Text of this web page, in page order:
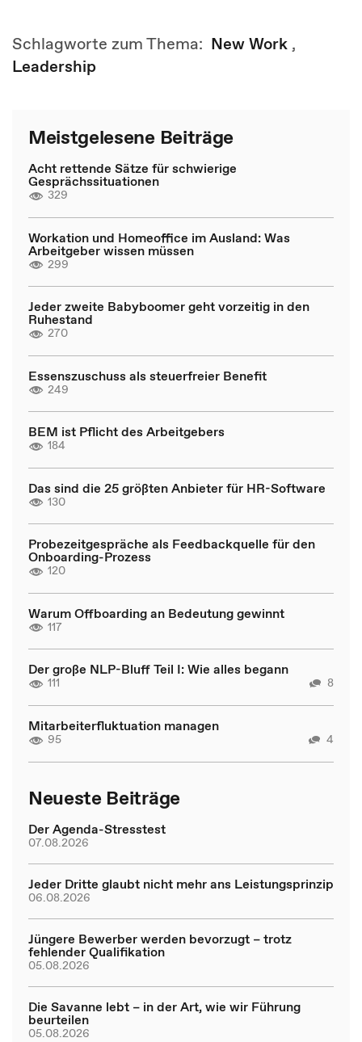
Schlagworte zum Thema: New Work ,
Leadership
Meistgelesene Beiträge
Acht rettende Sätze für schwierige
Gesprächssituationen
329
Workation und Homeoffice im Ausland: Was
Arbeitgeber wissen müssen
299
Jeder zweite Babyboomer geht vorzeitig in den
Ruhestand
270
Essenszuschuss als steuerfreier Benefit
249
BEM ist Pflicht des Arbeitgebers
184
Das sind die 25 größten Anbieter für HR-Software
130
Probezeitgespräche als Feedbackquelle für den
Onboarding-Prozess
120
Warum Offboarding an Bedeutung gewinnt
117
Der große NLP-Bluff Teil I: Wie alles begann
111 8
Mitarbeiterfluktuation managen
95 4
Neueste Beiträge
Der Agenda-Stresstest
07.08.2026
Jeder Dritte glaubt nicht mehr ans Leistungsprinzip
06.08.2026
Jüngere Bewerber werden bevorzugt – trotz
fehlender Qualifikation
05.08.2026
Die Savanne lebt – in der Art, wie wir Führung
beurteilen
05.08.2026